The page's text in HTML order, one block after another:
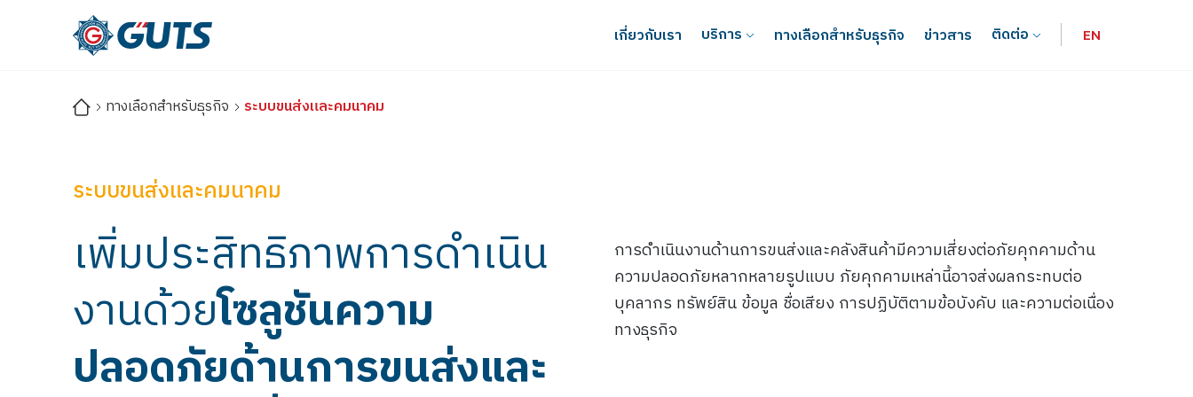
เกี่ยวกับเรา บริการ ทางเลือกสำหรับธุรกิจ ข่าวสาร ติดต่อ EN
ทางเลือกสำหรับธุรกิจ ระบบขนส่งและคมนาคม
ระบบขนส่งและคมนาคม
เพิ่มประสิทธิภาพการดำเนิน
งานด้วยโซลูชันความ
ปลอดภัยด้านการขนส่งและ
การดำเนินงานด้านการขนส่งและคลังสินค้ามีความเสี่ยงต่อภัยคุกคามด้าน
ความปลอดภัยหลากหลายรูปแบบ ภัยคุกคามเหล่านี้อาจส่งผลกระทบต่อ
บุคลากร ทรัพย์สิน ข้อมูล ชื่อเสียง การปฏิบัติตามข้อบังคับ และความต่อเนื่อง
ทางธุรกิจ